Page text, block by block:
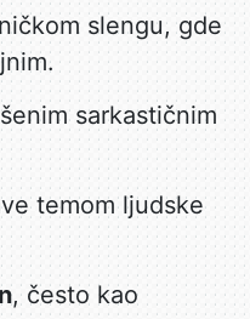
slengu, gde
sarkastičnim
temom ljudske
, često kao